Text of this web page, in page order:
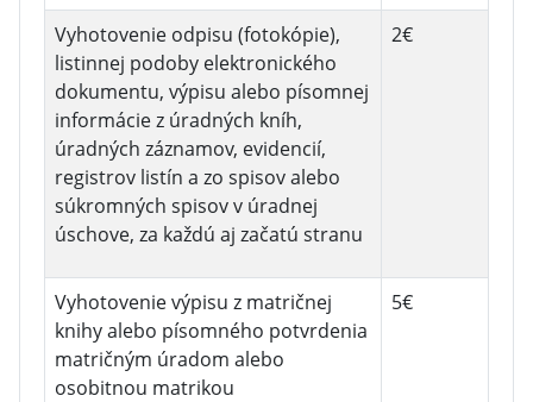
Vyhotovenie odpisu (fotokópie),
listinnej podoby elektronického
dokumentu, výpisu alebo písomnej
informácie z úradných kníh,
úradných záznamov, evidencií,
registrov listín a zo spisov alebo
súkromných spisov v úradnej
úschove, za každú aj začatú stranu
2€
Vyhotovenie výpisu z matričnej
knihy alebo písomného potvrdenia
matričným úradom alebo
osobitnou matrikou
5€